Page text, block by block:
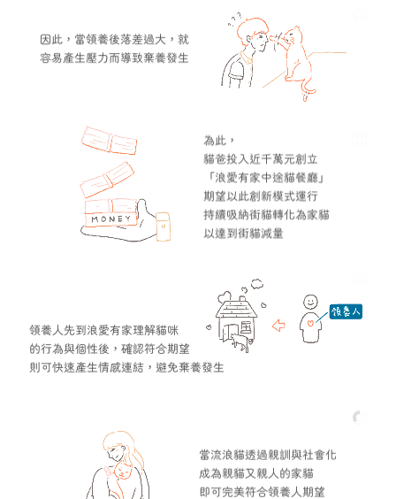
因此，當領養後落差過大，就
容易產生壓力而導致棄養發生
為此，
貓爸投入近千萬元創立
「浪愛有家中途貓餐廳」
期望以此創新模式運行
持續吸納街貓轉化為家貓
以達到街貓減量
領養人先到浪愛有家理解貓咪
的行為與個性後，確認符合期望
則可快速產生情感連結，避免棄養發生
當流浪貓透過親訓與社會化
成為親貓又親人的家貓
即可完美符合領養人期望